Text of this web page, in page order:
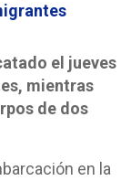
el jueves
mientras
de dos
en la